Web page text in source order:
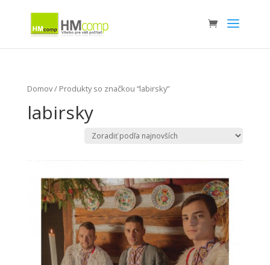
Domov/ Produkty so značkou “labirsky”
labirsky